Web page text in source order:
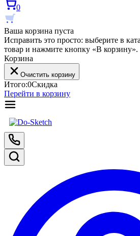
0
Ваша корзина пуста
Исправить это просто: выберите в
товар и нажмите кнопку «В корзину».
Корзина
Очистить корзину
Итого:0Скидка
Перейти в корзину